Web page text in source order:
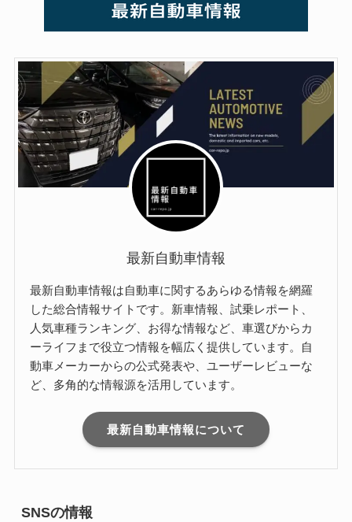
最新自動車情報
最新自動車情報は自動車に関するあらゆる情報を網羅
した総合情報サイトです。新車情報、試乗レポート、
人気車種ランキング、お得な情報など、車選びからカ
ーライフまで役立つ情報を幅広く提供しています。自
動車メーカーからの公式発表や、ユーザーレビューな
ど、多角的な情報源を活用しています。
最新自動車情報について
SNSの情報